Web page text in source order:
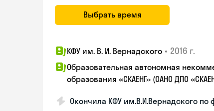
Выбрать время
КФУ им. В. И. Вернадского • 2016 г.
Образовательная автономная
образования «СКАЕНГ» (ОАНО ДПО
Окончила КФУ им.В.И.Вернадского по